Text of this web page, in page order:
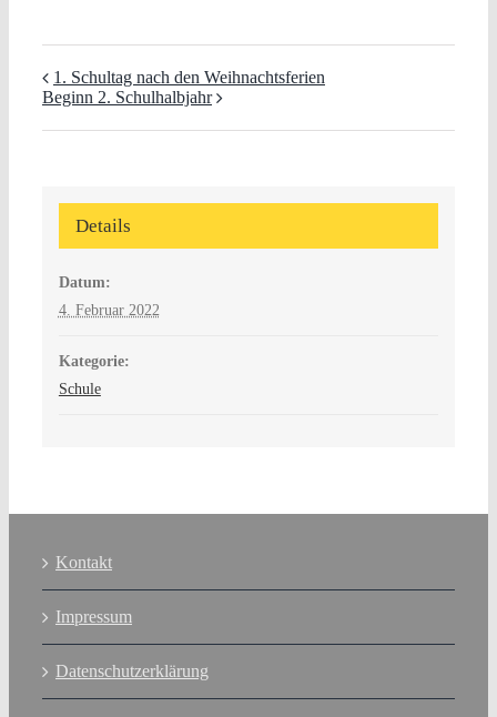
1. Schultag nach den Weihnachtsferien
Beginn 2. Schulhalbjahr
Details
Datum:
4. Februar 2022
Kategorie:
Schule
Kontakt
Impressum
Datenschutzerklärung